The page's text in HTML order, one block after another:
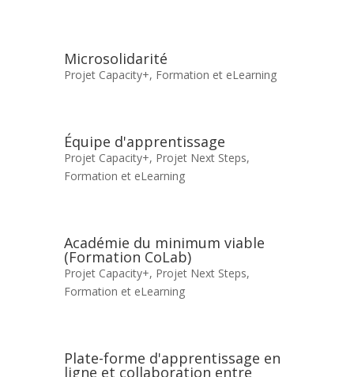
Microsolidarité
Projet Capacity+, Formation et eLearning
Équipe d'apprentissage
Projet Capacity+, Projet Next Steps,
Formation et eLearning
Académie du minimum viable
(Formation CoLab)
Projet Capacity+, Projet Next Steps,
Formation et eLearning
Plate-forme d'apprentissage en
ligne et collaboration entre